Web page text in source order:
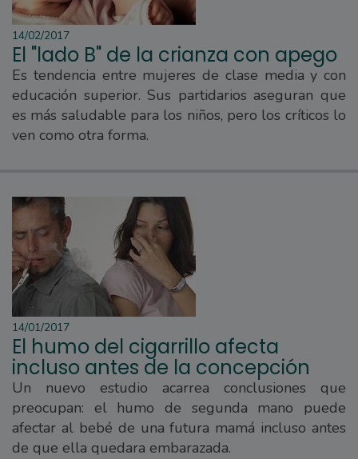
14/02/2017
El "lado B" de la crianza con apego
Es tendencia entre mujeres de clase media y con
educación superior. Sus partidarios aseguran que
es más saludable para los niños, pero los críticos lo
ven como otra forma.
14/01/2017
El humo del cigarrillo afecta
incluso antes de la concepción
Un nuevo estudio acarrea conclusiones que
preocupan: el humo de segunda mano puede
afectar al bebé de una futura mamá incluso antes
de que ella quedara embarazada.